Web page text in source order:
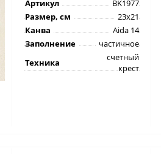
Артикул
BK1977
Размер, см
23х21
Канва
Aida 14
Заполнение
частичное
Техника
счетный
крест